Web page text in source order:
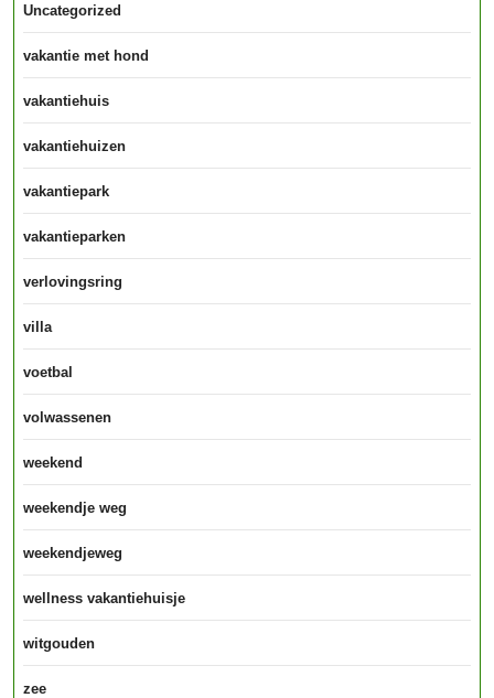
Uncategorized
vakantie met hond
vakantiehuis
vakantiehuizen
vakantiepark
vakantieparken
verlovingsring
villa
voetbal
volwassenen
weekend
weekendje weg
weekendjeweg
wellness vakantiehuisje
witgouden
zee